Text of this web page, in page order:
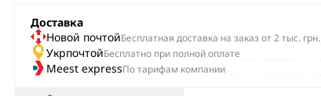
Доставка
Новой почтойБеcплатная доставка на заказ от 2 тыс. грн.
УкрпочтойБесплатно при полной оплате
Meest expressПо тарифам компании